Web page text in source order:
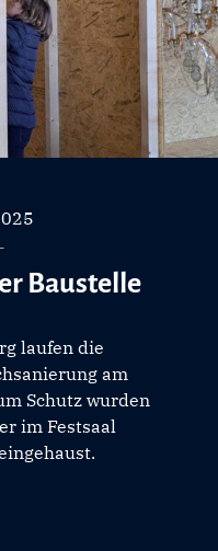
Baustelle
laufen die
am
Schutz wurden
im Festsaal